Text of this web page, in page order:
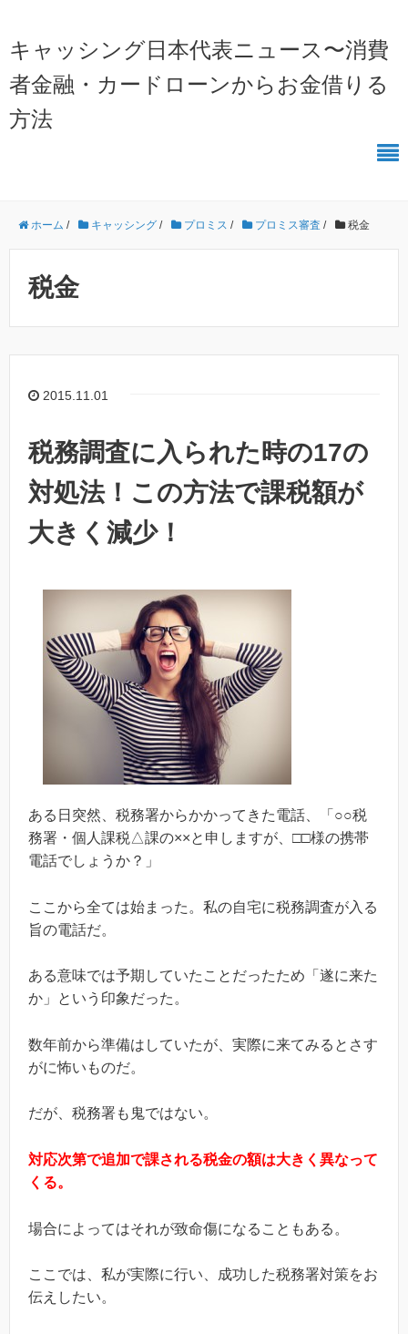
キャッシング日本代表ニュース〜消費
者金融・カードローンからお金借りる
方法
ホーム / キャッシング / プロミス / プロミス審査 / 税金
税金
2015.11.01
税務調査に入られた時の17の
対処法！この方法で課税額が
大きく減少！
ある日突然、税務署からかかってきた電話、「○○税
務署・個人課税△課の××と申しますが、□□様の携帯
電話でしょうか？」
ここから全ては始まった。私の自宅に税務調査が入る
旨の電話だ。
ある意味では予期していたことだったため「遂に来た
か」という印象だった。
数年前から準備はしていたが、実際に来てみるとさす
がに怖いものだ。
だが、税務署も鬼ではない。
対応次第で追加で課される税金の額は大きく異なって
くる。
場合によってはそれが致命傷になることもある。
ここでは、私が実際に行い、成功した税務署対策をお
伝えしたい。